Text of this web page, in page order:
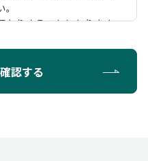
かりすることになります
ます。
認する